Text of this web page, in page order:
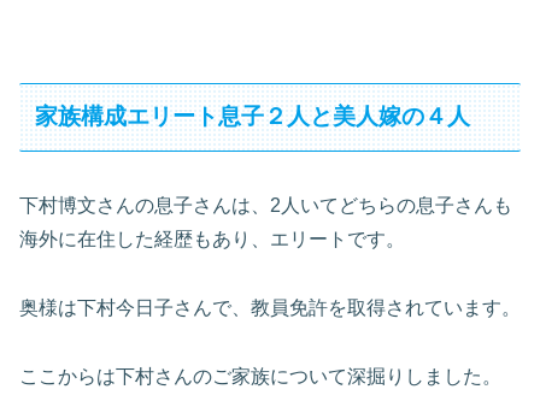
家族構成エリート息子２人と美人嫁の４人
下村博文さんの息子さんは、2人いてどちらの息子さんも
海外に在住した経歴もあり、エリートです。
奥様は下村今日子さんで、教員免許を取得されています。
ここからは下村さんのご家族について深掘りしました。